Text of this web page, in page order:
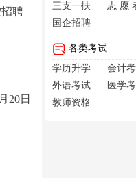
聘
20日
三支一扶
志 愿
国企招聘
各类考试
学历升学
会计
外语考试
医学
教师资格